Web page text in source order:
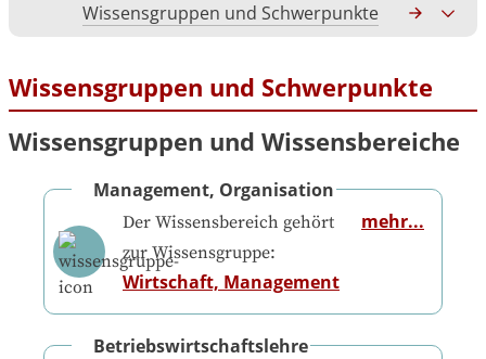
Wissensgruppen und Schwerpunkte
Wissensgruppen und Schwerpunkte
Wissensgruppen und Wissensbereiche
Management, Organisation
Der Wissensbereich gehört
zur Wissensgruppe:
Wirtschaft, Management
mehr...
Betriebswirtschaftslehre